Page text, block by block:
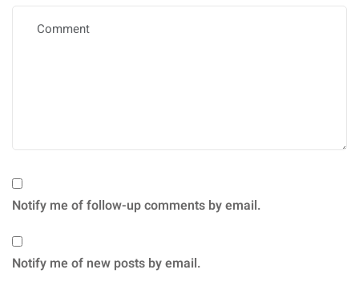
Notify me of follow-up comments by email.
Notify me of new posts by email.